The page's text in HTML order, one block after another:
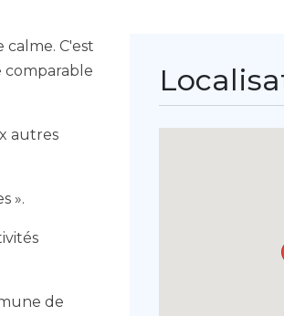
calme. C'est
comparable
autres
».
de